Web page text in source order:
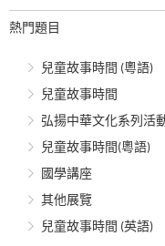
熱門題目
兒童故事時間 (粵語)
兒童故事時間
弘揚中華文化系列活
兒童故事時間(粵語)
國學講座
其他展覽
兒童故事時間 (英語)